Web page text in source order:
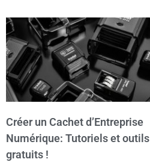
Créer un Cachet d’Entreprise
Numérique: Tutoriels et outils
gratuits !